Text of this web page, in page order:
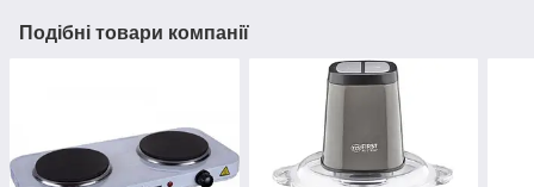
Подібні товари компанії